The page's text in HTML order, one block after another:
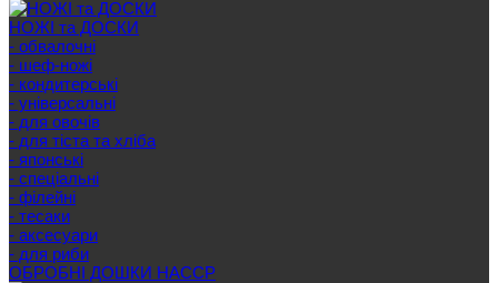
НОЖІ та ДОСКИ
- обвалочні
- шеф-ножі
- кондитерські
- універсальні
- для овочів
- для тіста та хліба
- японські
- спеціальні
- філейні
- тесаки
- аксесуари
- для риби
ОБРОБНІ ДОШКИ HACCP